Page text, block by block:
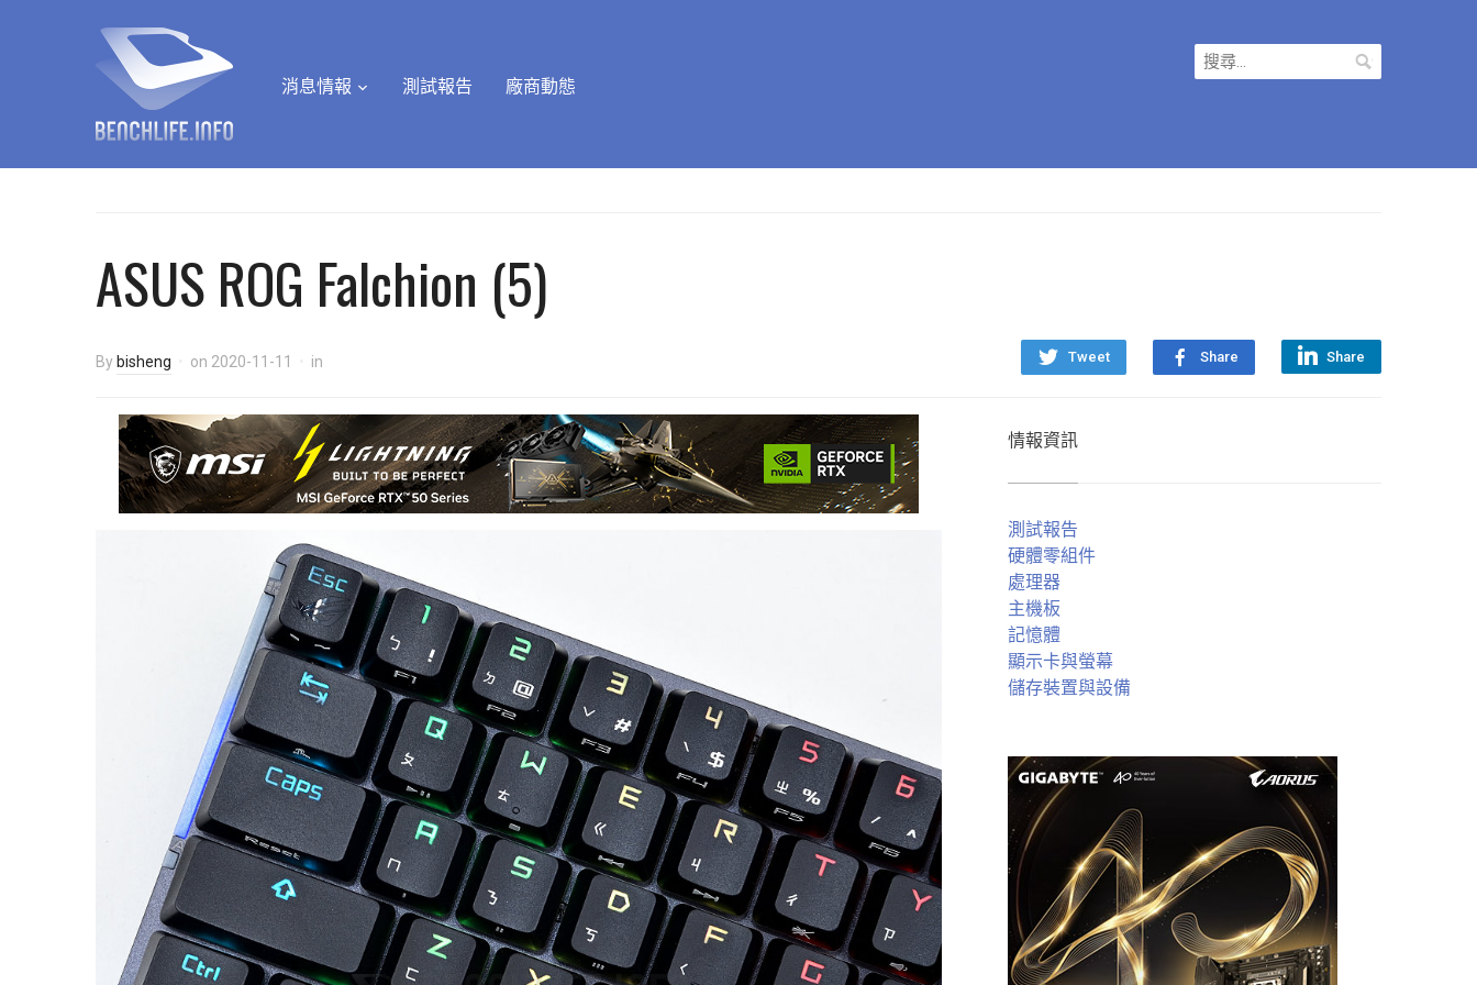
消息情報 測試報告 廠商動態
搜
尋
ASUS ROG Falchion (5)
Tweet Share Share
By bisheng on 2020-11-11 in
情報資訊
測試報告
硬體零組件
處理器
主機板
記憶體
顯示卡與螢幕
儲存裝置與設備